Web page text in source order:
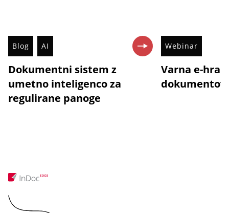
Blog AI
Dokumentni sistem z
umetno inteligenco za
regulirane panoge
Webinar
Varna e-
dokumentov